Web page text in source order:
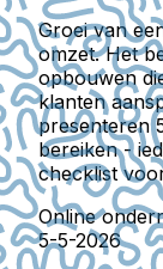
Groei van
omzet. Het
opbouwen
klanten
presenteren
bereiken -
checklist
Online
5-5-2026